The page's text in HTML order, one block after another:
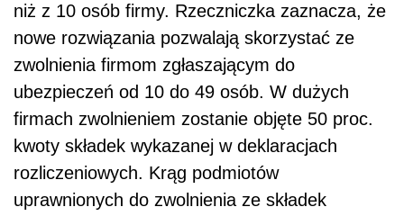
niż z 10 osób firmy. Rzeczniczka zaznacza, że
nowe rozwiązania pozwalają skorzystać ze
zwolnienia firmom zgłaszającym do
ubezpieczeń od 10 do 49 osób. W dużych
firmach zwolnieniem zostanie objęte 50 proc.
kwoty składek wykazanej w deklaracjach
rozliczeniowych. Krąg podmiotów
uprawnionych do zwolnienia ze składek